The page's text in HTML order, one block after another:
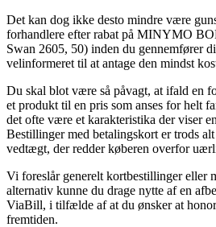
Det kan dog ikke desto mindre være
forhandlere efter rabat på MINYMO
Swan 2605, 50) inden du gennemfører
velinformeret til at antage den mindst
Du skal blot være så påvagt, at ifald en
et produkt til en pris som anses for helt
det ofte være et karakteristika der viser
Bestillinger med betalingskort er trods
vedtægt, der redder køberen overfor
Vi foreslår generelt kortbestillinger eller
alternativ kunne du drage nytte af en
ViaBill, i tilfælde af at du ønsker at
fremtiden.